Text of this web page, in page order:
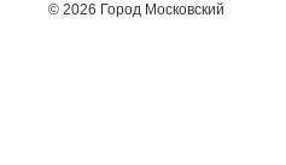
© 2026 Город Московский